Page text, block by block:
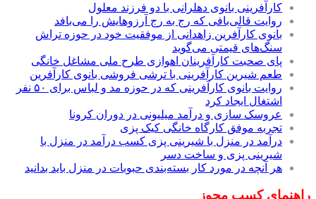
کارآفرینی بانوی دهلرانی با دو فرزند معلول
روایت قالی‌بافی که رج به رج آرزوهایش را می‌بافد
بانوی کارآفرین زاهدانی از موفقیت خود در حوزه تراش
سنگ‌های قیمتی می‌گوید
پای صحبت کارآفرینان اهوازی طرح ملی مشاغل خانگی
طعم شیرین کارآفرینی با ترشی فروشی بانوی کارآفرین
روایت بانوی کارآفرینی که در حوزه مد و لباس برای ۵۰ نفر
اشتغال ایجاد کرد
عروسک سازی و درآمد میلیونی در دوران کرونا
تجربه موفق کارگاه خانگی کیک پزی
درآمد در منزل با شیرینی پزی کسب درآمد در منزل با
شیرینی پزی و ساخت دسر
هر آنچه در مورد کار بسته‌بندی حبوبات در منزل باید بدانید
راهنمای کسب مجوز